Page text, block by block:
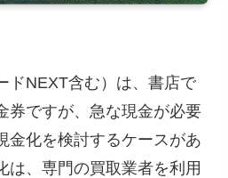
ドNEXT含む）は、書店で
券ですが、急な現金が必要
金化を検討するケースがあ
は、専門の買取業者を利用